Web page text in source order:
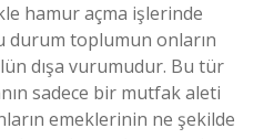
hamur açma işlerinde
durum toplumun onların
dışa vurumudur. Bu tür
sadece bir mutfak aleti
emeklerinin ne şekilde